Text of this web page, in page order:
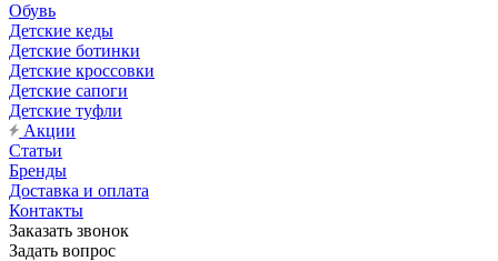
Обувь
Детские кеды
Детские ботинки
Детские кроссовки
Детские сапоги
Детские туфли
Акции
Статьи
Бренды
Доставка и оплата
Контакты
Заказать звонок
Задать вопрос